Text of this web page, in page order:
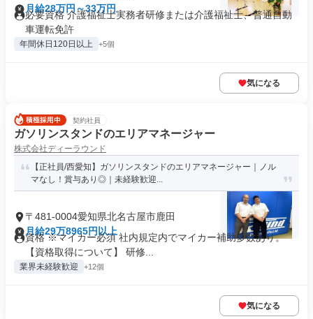
月給28万円～33万円
必要資格 介護福祉士実務者研修または介護福祉士、普通自動
車運転免許
年間休日120日以上 +5個
気になる
契約社員
ガソリンスタンドのエリアマネージャー
株式会社ディーラウンド
【正社員/西愛知】ガソリンスタンドのエリアマネージャー｜ノル
マなし！賞与あり◎｜未経験歓迎...
〒481-0004愛知県北名古屋市鹿田
月給29万8965円以上
資格 ※マイカー必須 社内規定内でマイカー補助多数あり。
【資格取得について】 研修...
業界未経験歓迎 +12個
気になる